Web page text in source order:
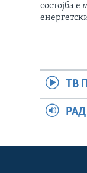
состојба
ТВ